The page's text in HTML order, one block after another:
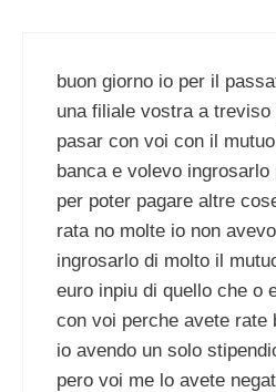
buon giorno io per il
una filiale vostra a
pasar con voi con il
banca e volevo
per poter pagare altre
rata no molte io non
ingrosarlo di molto il
euro inpiu di quello che o
con voi perche avete rate
io avendo un solo
pero voi me lo avete